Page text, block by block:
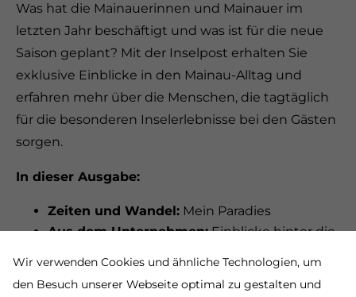
Wir verwenden Cookies und ähnliche Technologien, um
den Besuch unserer Webseite optimal zu gestalten und
Was hat die Mainauerinnen und Mainauer im
letzten Jahr beschäftigt und was ist für die neue
Saison geplant? Mit der Inselpost erhalten Sie
exklusive Einblicke in den Mainau-Alltag und
erfahren mehr über die Menschen, die tagtäglich
für die besonderen Inselerlebnisse bei den Gästen
sorgen.
In dieser Ausgabe:
Zeiten und Wandel: Mein Paradies
Aus dem Unternehmen:Einblicke hinter die
Gastgeberin inspirierender